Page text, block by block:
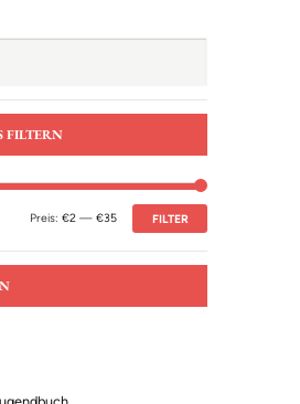
schelmische Shetlandpony
lässt.
Leseprobe
FILTERN
FILTER
Preis: €2— €35